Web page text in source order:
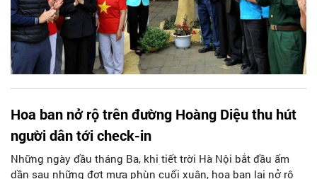
Hoa ban nở rộ trên đường Hoàng Diệu thu hút
người dân tới check-in
Những ngày đầu tháng Ba, khi tiết trời Hà Nội bắt đầu ấm
dần sau những đợt mưa phùn cuối xuân, hoa ban lại nở rộ